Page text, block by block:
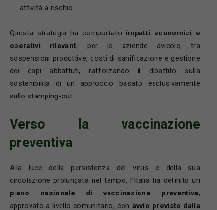
attività a rischio
Questa strategia ha comportato impatti economici e
operativi rilevanti per le aziende avicole, tra
sospensioni produttive, costi di sanificazione e gestione
dei capi abbattuti, rafforzando il dibattito sulla
sostenibilità di un approccio basato esclusivamente
sullo stamping-out.
Verso la vaccinazione
preventiva
Alla luce della persistenza del virus e della sua
circolazione prolungata nel tempo, l’Italia ha definito un
piano nazionale di vaccinazione preventiva,
approvato a livello comunitario, con avvio previsto dalla